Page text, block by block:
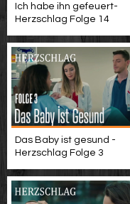
Ich habe ihn gefeuert-
Herzschlag Folge 14
Das Baby ist gesund -
Herzschlag Folge 3